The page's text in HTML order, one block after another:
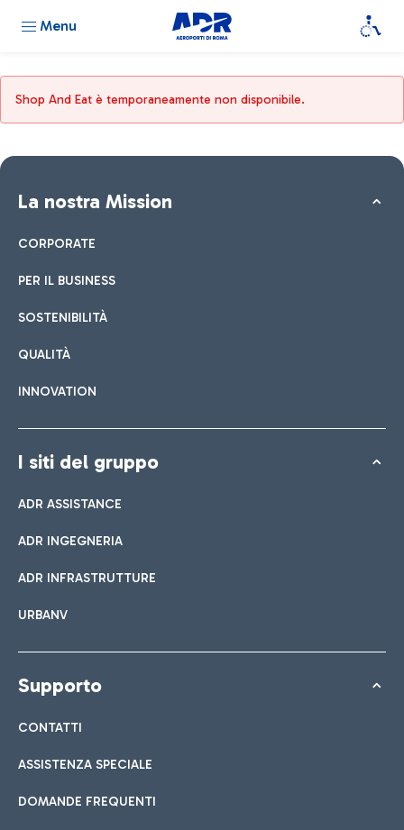
Menu
Shop And Eat è temporaneamente non disponibile.
La nostra Mission
CORPORATE
PER IL BUSINESS
SOSTENIBILITÀ
QUALITÀ
INNOVATION
I siti del gruppo
ADR ASSISTANCE
ADR INGEGNERIA
ADR INFRASTRUTTURE
URBANV
Supporto
CONTATTI
ASSISTENZA SPECIALE
DOMANDE FREQUENTI